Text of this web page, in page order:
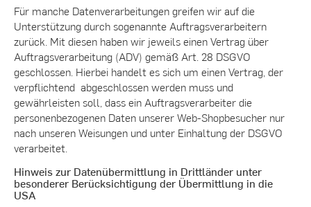
Für manche Datenverarbeitungen greifen wir auf die
Unterstützung durch sogenannte Auftragsverarbeitern
zurück. Mit diesen haben wir jeweils einen Vertrag über
Auftragsverarbeitung (ADV) gemäß Art. 28 DSGVO
geschlossen. Hierbei handelt es sich um einen Vertrag, der
verpflichtend abgeschlossen werden muss und
gewährleisten soll, dass ein Auftragsverarbeiter die
personenbezogenen Daten unserer Web-Shopbesucher nur
nach unseren Weisungen und unter Einhaltung der DSGVO
verarbeitet.
Hinweis zur Datenübermittlung in Drittländer unter
besonderer Berücksichtigung der Übermittlung in die
USA